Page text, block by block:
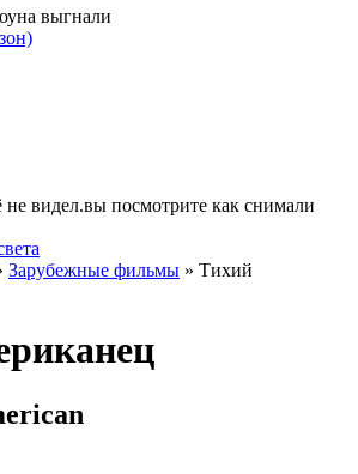
выгнали
видел.вы посмотрите как снимали
Зарубежные фильмы » Тихий